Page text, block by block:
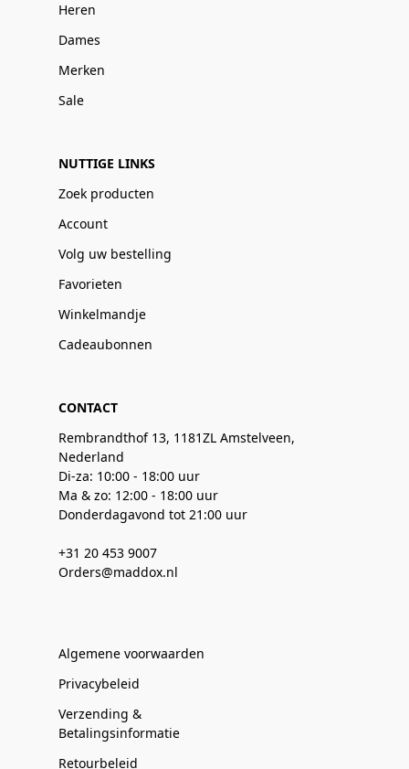
Heren
Dames
Merken
Sale
NUTTIGE LINKS
Zoek producten
Account
Volg uw bestelling
Favorieten
Winkelmandje
Cadeaubonnen
CONTACT
Rembrandthof 13, 1181ZL Amstelveen,
Nederland
Di-za: 10:00 - 18:00 uur
Ma & zo: 12:00 - 18:00 uur
Donderdagavond tot 21:00 uur
+31 20 453 9007
Orders@maddox.nl
Algemene voorwaarden
Privacybeleid
Verzending &
Betalingsinformatie
Retourbeleid